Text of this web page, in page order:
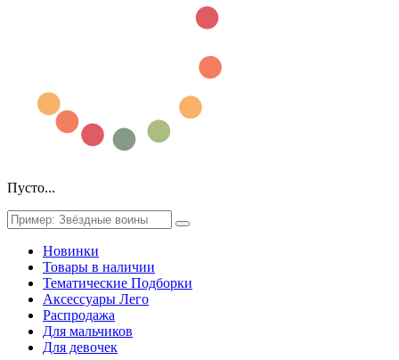
Пусто...
Новинки
Товары в наличии
Тематические Подборки
Аксессуары Лего
Распродажа
Для мальчиков
Для девочек